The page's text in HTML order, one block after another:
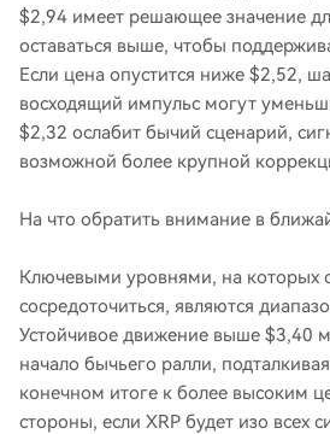
$2,94 имеет решающее значение
оставаться выше, чтобы
Если цена опустится ниже $2,52,
восходящий импульс могут
$2,32 ослабит бычий сценарий,
возможной более крупной
На что обратить внимание в
Ключевыми уровнями, на которых
сосредоточиться, являются
Устойчивое движение выше $3,40
начало бычьего ралли,
конечном итоге к более высоким
стороны, если XRP будет изо всех